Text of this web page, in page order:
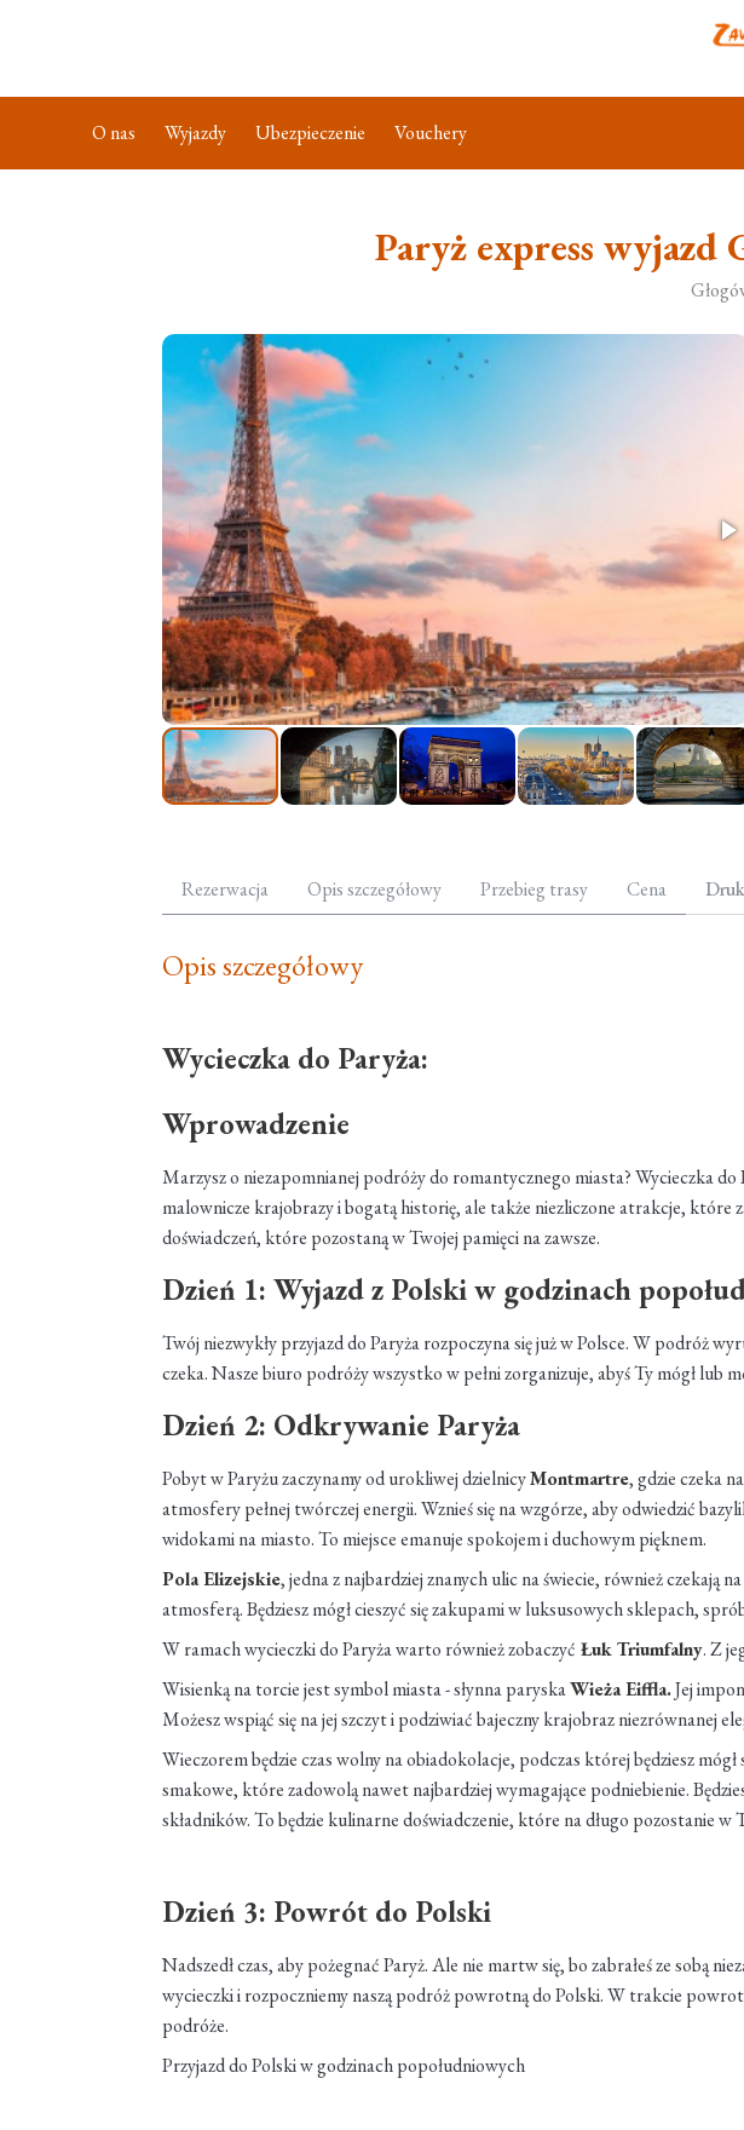
O nas Wyjazdy Ubezpieczenie Vouchery
Paryż express wyjazd
Rezerwacja Opis szczegółowy Przebieg trasy Cena
Opis szczegółowy
Wycieczka do Paryża:
Wprowadzenie
Marzysz o niezapomnianej podróży do romantycznego miasta? Wycieczka
malownicze krajobrazy i bogatą historię, ale także niezliczone atrakcje,
doświadczeń, które pozostaną w Twojej pamięci na zawsze.
Dzień 1: Wyjazd z Polski w godzinach
Twój niezwykły przyjazd do Paryża rozpoczyna się już w Polsce. W podróż
czeka. Nasze biuro podróży wszystko w pełni zorganizuje, abyś Ty mógł lub
Dzień 2: Odkrywanie Paryża
Pobyt w Paryżu zaczynamy od urokliwej dzielnicyMontmartre, gdzie czeka
atmosfery pełnej twórczej energii. Wznieś się na wzgórze, aby odwiedzić
widokami na miasto. To miejsce emanuje spokojem i duchowym pięknem.
Pola Elizejskie, jedna z najbardziej znanych ulic na świecie, również
atmosferą. Będziesz mógł cieszyć się zakupami w luksusowych sklepach,
W ramach wycieczki do Paryża warto również zobaczyć Łuk Triumfalny. Z
Wisienką na torcie jest symbol miasta - słynna paryskaWieża Eiffla.Jej
Możesz wspiąć się na jej szczyt i podziwiać bajeczny krajobraz niezrównanej
Wieczorem będzie czas wolny na obiadokolacje, podczas której będziesz
smakowe, które zadowolą nawet najbardziej wymagające podniebienie.
składników. To będzie kulinarne doświadczenie, które na długo pozostanie w
Dzień 3: Powrót do Polski
Nadszedł czas, aby pożegnać Paryż. Ale nie martw się, bo zabrałeś ze sobą
wycieczki i rozpoczniemy naszą podróż powrotną do Polski. W trakcie
podróże.
Przyjazd do Polski w godzinach popołudniowych